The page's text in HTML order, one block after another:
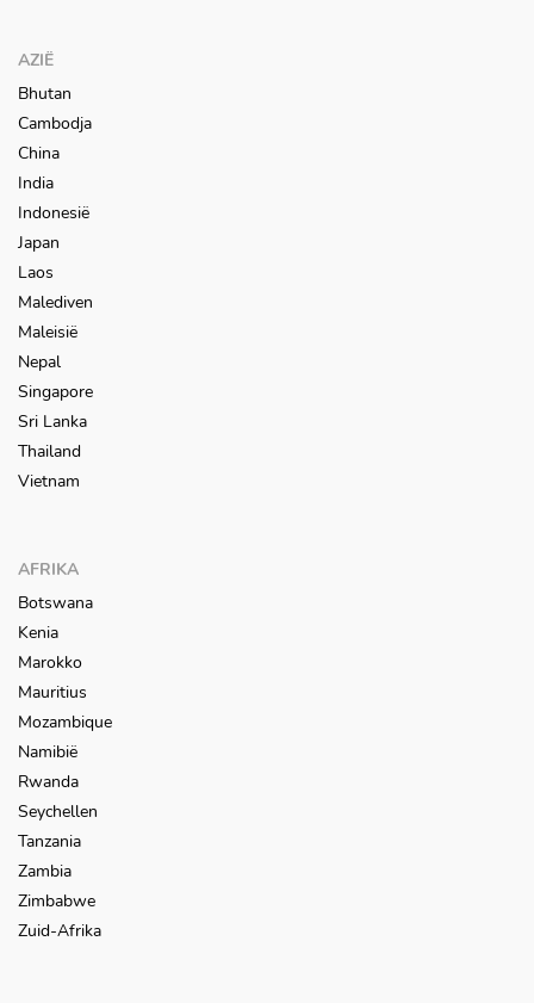
AZIË
Bhutan
Cambodja
China
India
Indonesië
Japan
Laos
Malediven
Maleisië
Nepal
Singapore
Sri Lanka
Thailand
Vietnam
AFRIKA
Botswana
Kenia
Marokko
Mauritius
Mozambique
Namibië
Rwanda
Seychellen
Tanzania
Zambia
Zimbabwe
Zuid-Afrika